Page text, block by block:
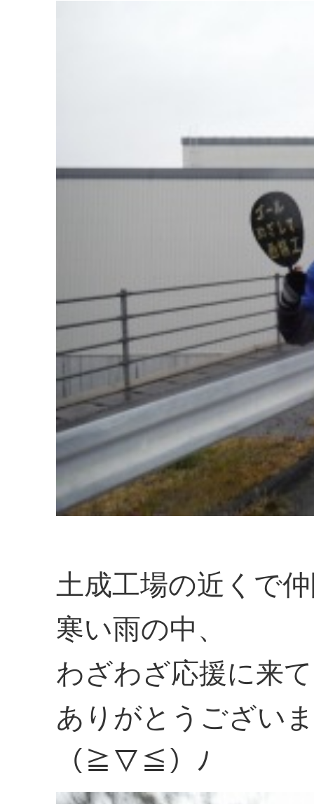
土成工場の近くで
寒い雨の中、
わざわざ応援に来
ありがとうござい
（≧▽≦）ﾉ